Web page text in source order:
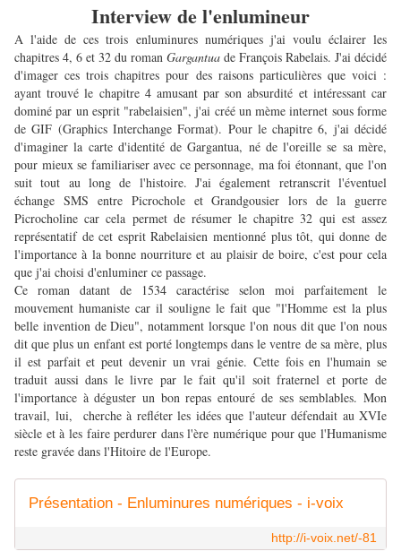
Interview de l'enlumineur
A l'aide de ces trois enluminures numériques j'ai voulu éclairer les
chapitres 4, 6 et 32 du roman Gargantua de François Rabelais. J'ai décidé
d'imager ces trois chapitres pour des raisons particulières que voici :
ayant trouvé le chapitre 4 amusant par son absurdité et intéressant car
dominé par un esprit "rabelaisien", j'ai créé un mème internet sous forme
de GIF (Graphics Interchange Format). Pour le chapitre 6, j'ai décidé
d'imaginer la carte d'identité de Gargantua, né de l'oreille se sa mère,
pour mieux se familiariser avec ce personnage, ma foi étonnant, que l'on
suit tout au long de l'histoire. J'ai également retranscrit l'éventuel
échange SMS entre Picrochole et Grandgousier lors de la guerre
Picrocholine car cela permet de résumer le chapitre 32 qui est assez
représentatif de cet esprit Rabelaisien mentionné plus tôt, qui donne de
l'importance à la bonne nourriture et au plaisir de boire, c'est pour cela
que j'ai choisi d'enluminer ce passage.
Ce roman datant de 1534 caractérise selon moi parfaitement le
mouvement humaniste car il souligne le fait que "l'Homme est la plus
belle invention de Dieu", notamment lorsque l'on nous dit que l'on nous
dit que plus un enfant est porté longtemps dans le ventre de sa mère, plus
il est parfait et peut devenir un vrai génie. Cette fois en l'humain se
traduit aussi dans le livre par le fait qu'il soit fraternel et porte de
l'importance à déguster un bon repas entouré de ses semblables. Mon
travail, lui, cherche à refléter les idées que l'auteur défendait au XVIe
siècle et à les faire perdurer dans l'ère numérique pour que l'Humanisme
reste gravée dans l'Hitoire de l'Europe.
Présentation - Enluminures numériques - i-voix
http://i-voix.net/-81